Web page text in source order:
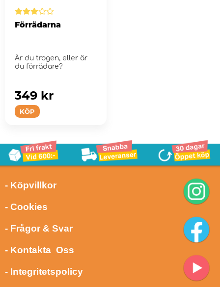
Förrädarna
Är du trogen, eller är
du förrädare?
KÖP
349 kr
- Köpvillkor
- Cookies
- Frågor & Svar
- Kontakta Oss
- Integritetspolicy